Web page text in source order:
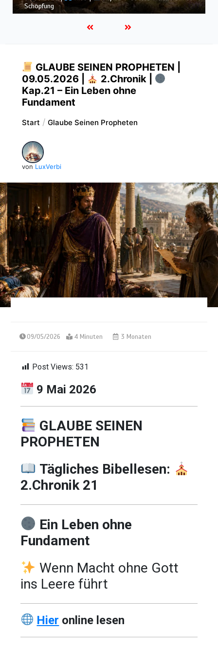
dem Sturm
GLAUBE SEINEN PROPHETEN |
09.05.2026 |
2.Chronik |
Kap.21 – Ein Leben ohne
Fundament
Start Glaube Seinen Propheten
von LuxVerbi
09/05/2026 4 Minuten 3 Monaten
Post Views: 531
9 Mai 2026
GLAUBE SEINEN
PROPHETEN
Tägliches Bibellesen:
2.Chronik 21
Ein Leben ohne
Fundament
Wenn Macht ohne Gott
ins Leere führt
Hier online lesen